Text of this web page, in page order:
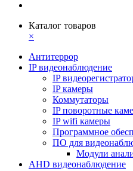
Каталог товаров
×
Антитеррор
IP видеонаблюдение
IP
IP камеры
Коммутаторы
IP поворотные
IP wifi камеры
Программное
ПО для
Модули
AHD видеонаблюдение